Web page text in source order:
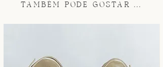
TAMBÉM PODE GOSTAR ...